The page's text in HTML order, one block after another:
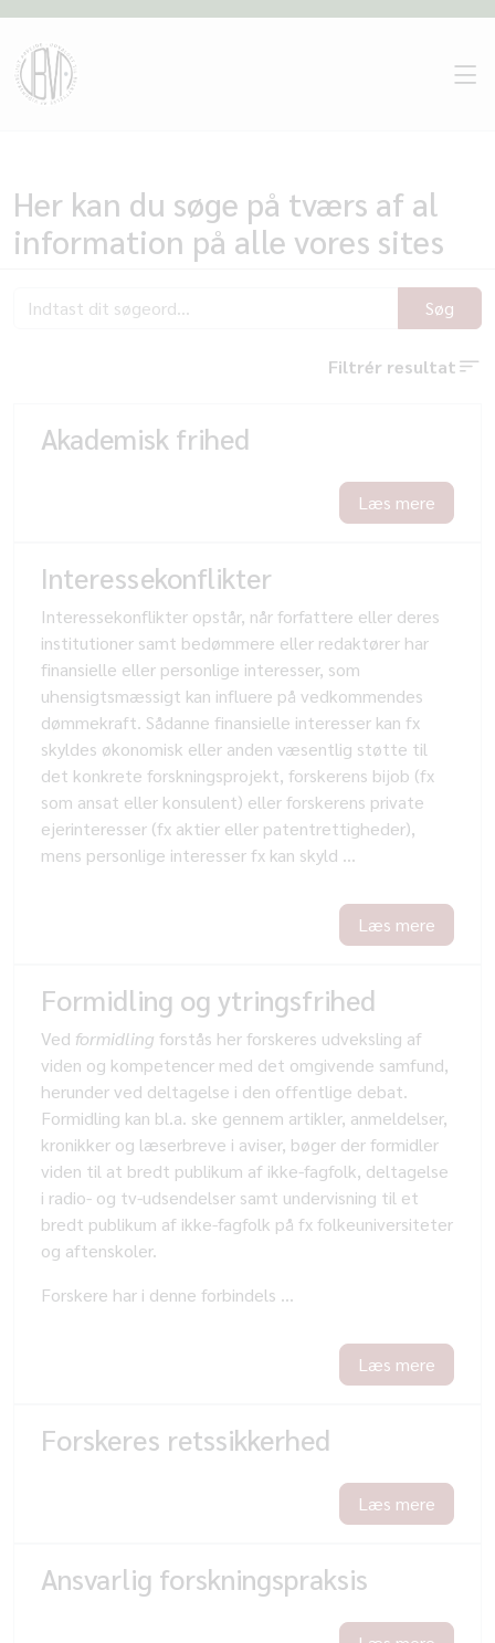
Her kan du søge på tværs af al
information på alle vores sites
Søg
Filtrér resultat
Akademisk frihed
Læs mere
Interessekonflikter
Interessekonflikter opstår, når forfattere eller deres
institutioner samt bedømmere eller redaktører har
finansielle eller personlige interesser, som
uhensigtsmæssigt kan influere på vedkommendes
dømmekraft. Sådanne finansielle interesser kan fx
skyldes økonomisk eller anden væsentlig støtte til
det konkrete forskningsprojekt, forskerens bijob (fx
som ansat eller konsulent) eller forskerens private
ejerinteresser (fx aktier eller patentrettigheder),
mens personlige interesser fx kan skyld ...
Læs mere
Formidling og ytringsfrihed
Ved formidling forstås her forskeres udveksling af
viden og kompetencer med det omgivende samfund,
herunder ved deltagelse i den offentlige debat.
Formidling kan bl.a. ske gennem artikler, anmeldelser,
kronikker og læserbreve i aviser, bøger der formidler
viden til at bredt publikum af ikke-fagfolk, deltagelse
i radio- og tv-udsendelser samt undervisning til et
bredt publikum af ikke-fagfolk på fx folkeuniversiteter
og aftenskoler.
Forskere har i denne forbindels ...
Læs mere
Forskeres retssikkerhed
Læs mere
Ansvarlig forskningspraksis